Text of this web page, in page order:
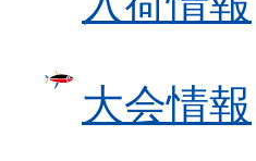
大会情報